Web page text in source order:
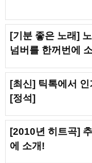
[기분 좋은 노래]
넘버를 한꺼번에
[최신] 틱톡에서
[정석]
[2010년 히트곡]
에 소개!